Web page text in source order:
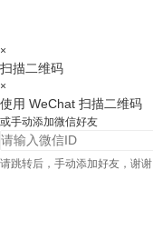
×
扫描二维码
×
使用 WeChat 扫描二维码
或手动添加微信好友
请跳转后，手动添加好友，谢谢